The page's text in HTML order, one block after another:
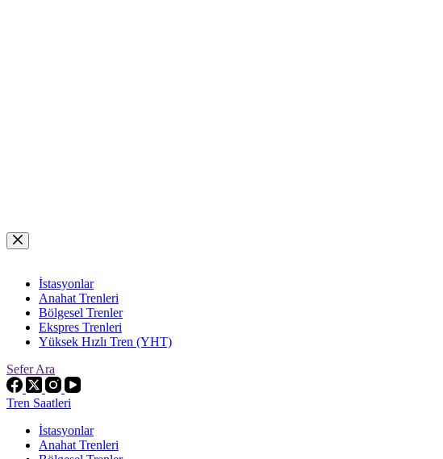
Skip
to
İstasyonlar
Anahat Trenleri
Bölgesel Trenler
Ekspres Trenleri
Yüksek Hızlı Tren (YHT)
Sefer Ara
Tren Saatleri
İstasyonlar
Anahat Trenleri